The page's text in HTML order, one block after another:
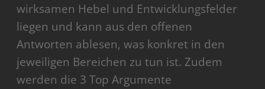
wirksamen Hebel und Entwicklungsfelder
liegen und kann aus den offenen
Antworten ablesen, was konkret in den
jeweiligen Bereichen zu tun ist. Zudem
werden die 3 Top Argumente